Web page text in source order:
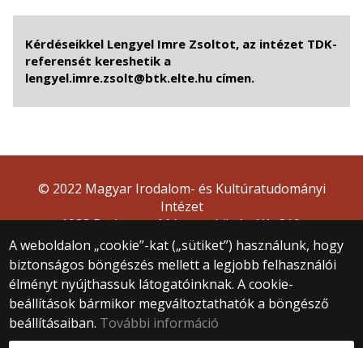
Kérdéseikkel Lengyel Imre Zsoltot, az intézet TDK-
referensét kereshetik a
lengyel.imre.zsolt@btk.elte.hu címen.
A weboldalon „cookie”-kat („sütiket”) használunk, hogy
biztonságos böngészés mellett a legjobb felhasználói
élményt nyújthassuk látogatóinknak. A cookie-
beállítások bármikor megváltoztathatók a böngésző
beállításaiban. További információ
© 2022 Magyar Irodalom- és Kultúratudományi
Intézet
1088 Budapest, Múzeum körút 4/A, 310.
Webfejlesztés: